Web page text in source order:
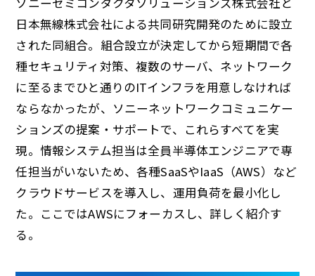
日本無線株式会社による共同研究開発のために設立
された同組合。組合設立が決定してから短期間で各
種セキュリティ対策、複数のサーバ、ネットワーク
に至るまでひと通りのITインフラを用意しなければ
ならなかったが、ソニーネットワークコミュニケー
ションズの提案・サポートで、これらすべてを実
現。情報システム担当は全員半導体エンジニアで専
任担当がいないため、各種SaaSやIaaS（AWS）など
クラウドサービスを導入し、運用負荷を最小化し
た。ここではAWSにフォーカスし、詳しく紹介す
る。